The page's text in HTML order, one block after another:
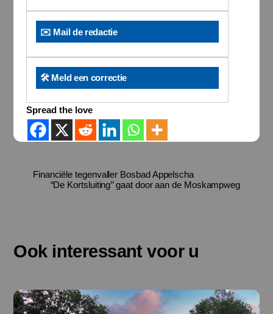
✉️ Mail de redactie
🛠️ Meld een correctie
Spread the love
Financiële tegenvaller Bosbad Appelscha
“De Kortsluiting’’ gaat door aan de Moskampweg
Ook interessant voor u